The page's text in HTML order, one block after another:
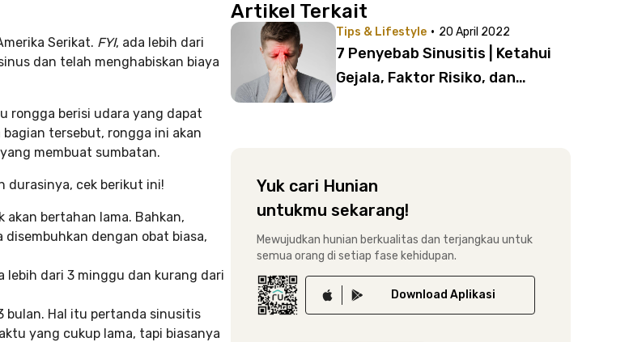
Serikat. FYI, ada lebih dari
dan telah menghabiskan biaya
rongga berisi udara yang dapat
tersebut, rongga ini akan
membuat sumbatan.
durasinya, cek berikut ini!
bertahan lama. Bahkan,
dengan obat biasa,
lebih dari 3 minggu dan kurang dari
bulan. Hal itu pertanda sinusitis
yang cukup lama, tapi biasanya
Artikel Terkait
Tips & Lifestyle · 20 April 2022
7 Penyebab Sinusitis | Ketahui
Gejala, Faktor Risiko, dan
Yuk cari Hunian
untukmu sekarang!
Mewujudkan hunian berkualitas dan terjangkau untuk
semua orang di setiap fase kehidupan.
Download Aplikasi